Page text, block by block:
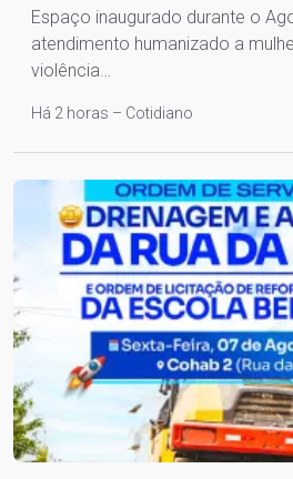
Espaço inaugurado durante o
atendimento humanizado a
violência…
Há 2 horas – Cotidiano